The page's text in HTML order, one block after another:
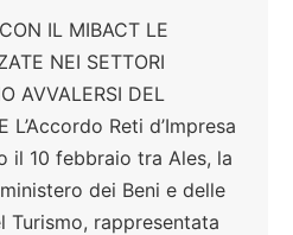
IL MIBACT LE
NEI SETTORI
AVVALERSI DEL
L’Accordo Reti d’Impresa
il 10 febbraio tra Ales, la
dei Beni e delle
rappresentata